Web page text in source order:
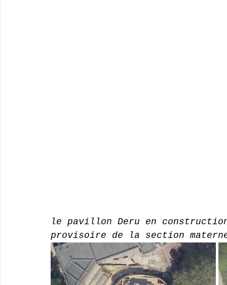
le pavillon Deru en
provisoire de la section